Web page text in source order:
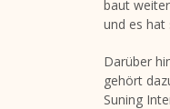
baut
und es hat
Darüber
gehört
Suning